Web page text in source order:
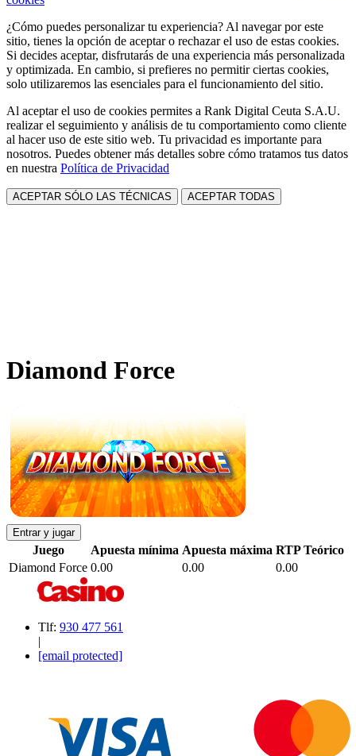
¿Cómo puedes personalizar tu experiencia? Al navegar por este
sitio, tienes la opción de aceptar o rechazar el uso de estas cookies.
Si decides aceptar, disfrutarás de una experiencia más personalizada
y optimizada. En cambio, si prefieres no permitir ciertas cookies,
solo utilizaremos las esenciales para el funcionamiento del sitio.
Al aceptar el uso de cookies permites a Rank Digital Ceuta S.A.U.
realizar el seguimiento y análisis de tu comportamiento como cliente
al hacer uso de este sitio web. Tu privacidad es importante para
nosotros. Puedes obtener más detalles sobre cómo tratamos tus datos
en nuestra Política de Privacidad
ACEPTAR SÓLO LAS TÉCNICAS ACEPTAR TODAS
Diamond Force
Entrar y jugar
Juego Apuesta mínima Apuesta máxima RTP Teórico
Diamond Force 0.00 0.00 0.00
Tlf: 930 477 561
|
[email protected]